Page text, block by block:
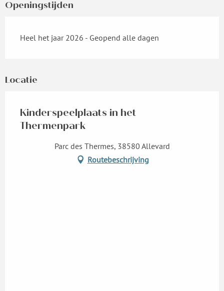
Openingstijden
Heel het jaar 2026 - Geopend alle dagen
Locatie
Kinderspeelplaats in het
Thermenpark
Parc des Thermes, 38580 Allevard
Routebeschrijving